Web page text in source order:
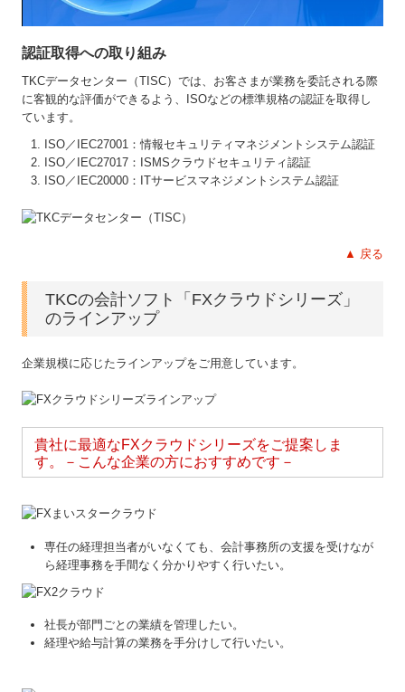
認証取得への取り組み
TKCデータセンター（TISC）では、お客さまが業務を委託される際
に客観的な評価ができるよう、ISOなどの標準規格の認証を取得し
ています。
ISO／IEC27001：情報セキュリティマネジメントシステム認証
ISO／IEC27017：ISMSクラウドセキュリティ認証
ISO／IEC20000：ITサービスマネジメントシステム認証
▲ 戻る
TKCの会計ソフト「FXクラウドシリーズ」
のラインアップ
企業規模に応じたラインアップをご⽤意しています。
貴社に最適なFXクラウドシリーズをご提案しま
す。－こんな企業の方におすすめです－
専任の経理担当者がいなくても、会計事務所の支援を受けなが
ら経理事務を手間なく分かりやすく行いたい。
社長が部門ごとの業績を管理したい。
経理や給与計算の業務を手分けして行いたい。